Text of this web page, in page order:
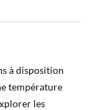
à disposition
température
les